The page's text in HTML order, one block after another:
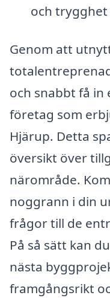
och
Genom att
och snabbt få in
företag som
Hjärup. Detta
översikt över
närområde.
noggrann i din
frågor till de
På så sätt kan
nästa
framgångsrikt